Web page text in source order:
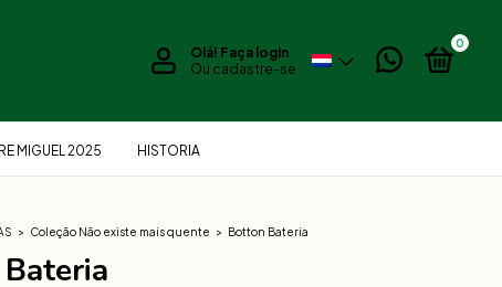
Olá! Faça login
Ou cadastre-se
0
MIGUEL 2025 HISTORIA
> Coleção Não existe mais quente > Botton Bateria